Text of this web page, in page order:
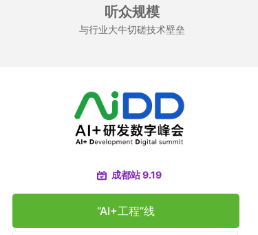
听众规模
与行业大牛切磋技术壁垒
成都站 9.19
“AI+工程”线